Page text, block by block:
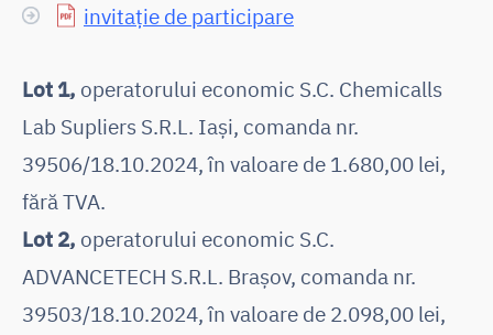
invitație de participare
Lot 1, operatorului economic S.C. Chemicalls
Lab Supliers S.R.L. Iași, comanda nr.
39506/18.10.2024, în valoare de 1.680,00 lei,
fără TVA.
Lot 2, operatorului economic S.C.
ADVANCETECH S.R.L. Brașov, comanda nr.
39503/18.10.2024, în valoare de 2.098,00 lei,